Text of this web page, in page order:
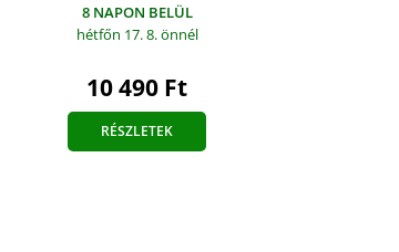
8 NAPON BELÜL
hétfőn 17. 8.önnél
10 490 Ft
RÉSZLETEK